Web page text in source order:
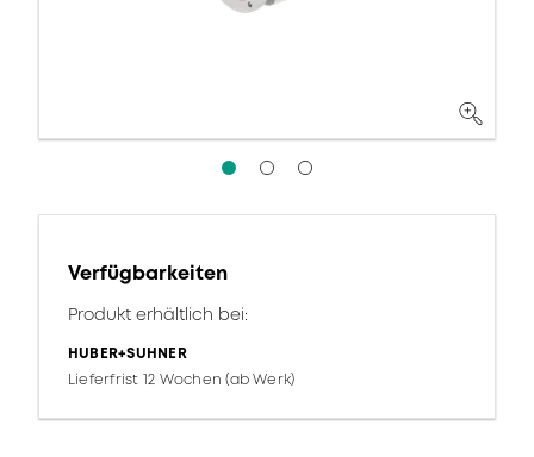
Verfügbarkeiten
Produkt erhältlich bei:
HUBER+SUHNER
Lieferfrist 12 Wochen (ab Werk)